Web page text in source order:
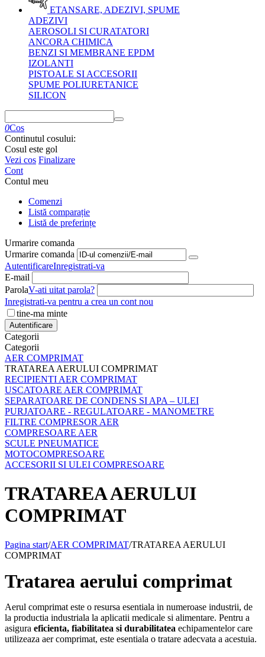
ETANSARE, ADEZIVI, SPUME
ADEZIVI
AEROSOLI SI CURATATORI
ANCORA CHIMICA
BENZI SI MEMBRANE EPDM
IZOLANTI
PISTOALE SI ACCESORII
SPUME POLIURETANICE
SILICON
0Cos
Continutul cosului:
Cosul este gol
Vezi cos Finalizare
Cont
Contul meu
Comenzi
Listă comparație
Listă de preferințe
Urmarire comanda
Urmarire comanda
AutentificareInregistrati-va
E-mail
ParolaV-ati uitat parola?
Inregistrati-va pentru a crea un cont nou
tine-ma minte
Autentificare
Categorii
Categorii
AER COMPRIMAT
TRATAREA AERULUI COMPRIMAT
RECIPIENTI AER COMPRIMAT
USCATOARE AER COMPRIMAT
SEPARATOARE DE CONDENS SI APA – ULEI
PURJATOARE - REGULATOARE - MANOMETRE
FILTRE COMPRESOR AER
COMPRESOARE AER
SCULE PNEUMATICE
MOTOCOMPRESOARE
ACCESORII SI ULEI COMPRESOARE
TRATAREA AERULUI
COMPRIMAT
Pagina start/AER COMPRIMAT/TRATAREA AERULUI
COMPRIMAT
Tratarea aerului comprimat
Aerul comprimat este o resursa esentiala in numeroase industrii, de
la productia industriala la aplicatii medicale si alimentare. Pentru a
asigura eficienta, fiabilitatea si durabilitatea echipamentelor care
utilizeaza aer comprimat, este esentiala o tratare adecvata a acestuia.